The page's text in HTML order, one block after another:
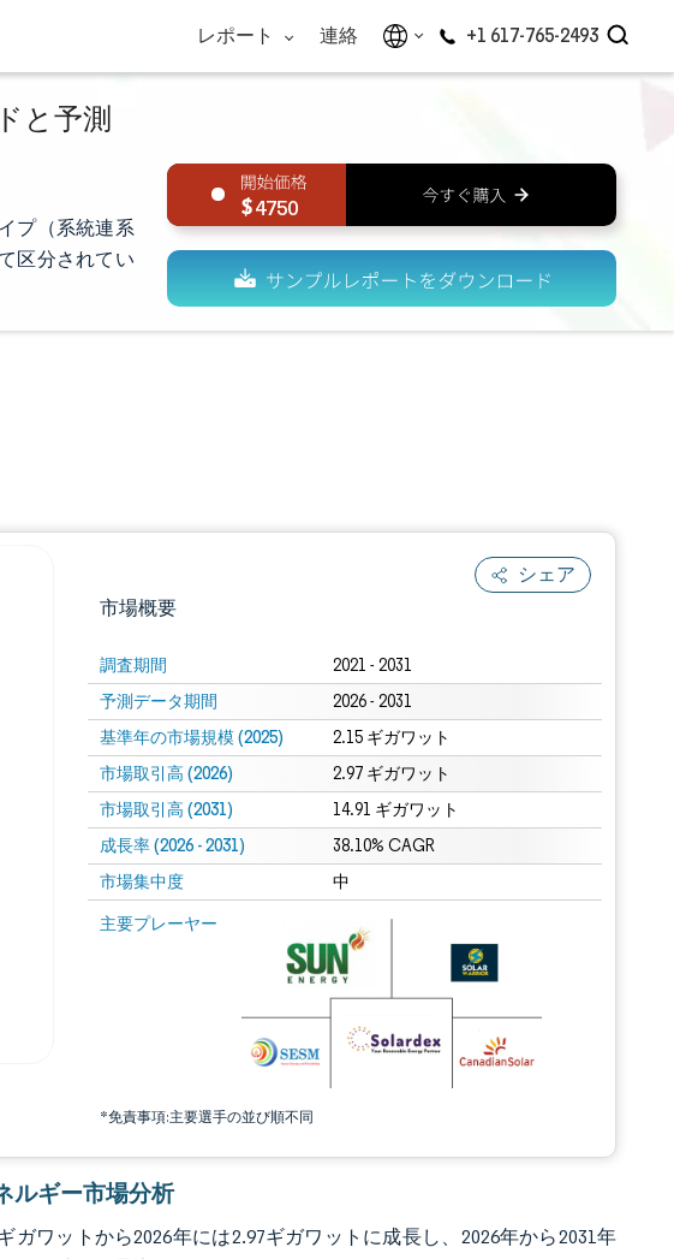
レポート 連絡 +1 617-765-2493
と予測
プ（系統連系
区分されてい
4750
シェア
市場概要
調査期間 2021 - 2031
予測データ期間 2026 - 2031
基準年の市場規模 (2025) 2.15 ギガワット
市場取引高 (2026) 2.97 ギガワット
市場取引高 (2031) 14.91 ギガワット
成長率 (2026 - 2031) 38.10% CAGR
市場集中度 中
主要プレーヤー
*免責事項:主要選手の並び順不同
画像 © Mordor Intelligence。再利用にはCC BY 4.0の表示が必要です。
にはCC BY 4.0の表示が必要です。
ルギー市場分析
ワットから2026年には2.97ギガワットに成長し、2026年から2031年